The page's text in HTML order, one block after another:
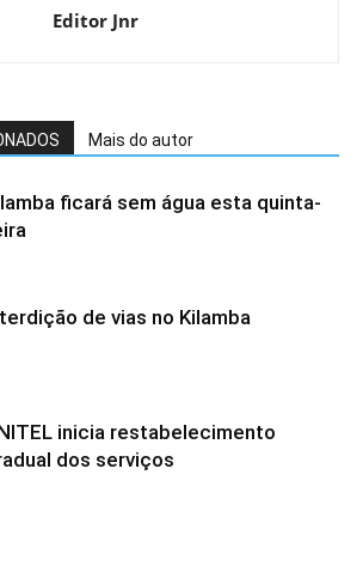
Editor Jnr
Mais do autor
ficará sem água esta quinta-
de vias no Kilamba
inicia restabelecimento
dos serviços